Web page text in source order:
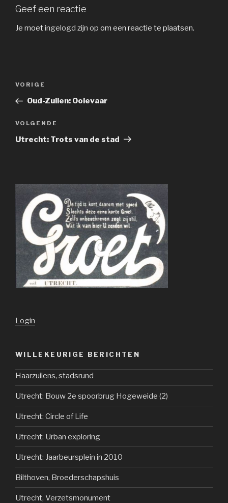
Geef een reactie
Je moetingelogd zijn op om een reactie te plaatsen.
Vorig
bericht
VORIGE
Oud-Zuilen: Ooievaar
Volgend
bericht
VOLGENDE
Utrecht: Trots van de stad
Login
WILLEKEURIGE BERICHTEN
Haarzuilens, stadsrund
Utrecht: Bouw 2e spoorbrug Hogeweide (2)
Utrecht: Circle of Life
Utrecht: Urban exploring
Utrecht: Jaarbeursplein in 2010
Bilthoven, Broederschapshuis
Utrecht, Verzetsmonument